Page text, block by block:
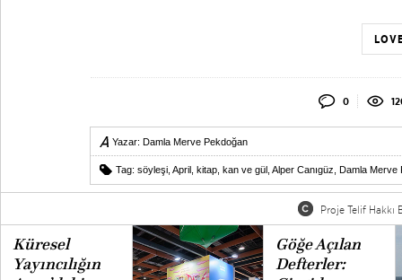
0
Yazar: Damla Merve Pekdoğan
Tag: söyleşi April kitap kan ve gül Alper Canıgüz Damla Merve
Proje Telif Hakkı
Küresel
Yayıncılığın
Göğe Açılan
Defterler: